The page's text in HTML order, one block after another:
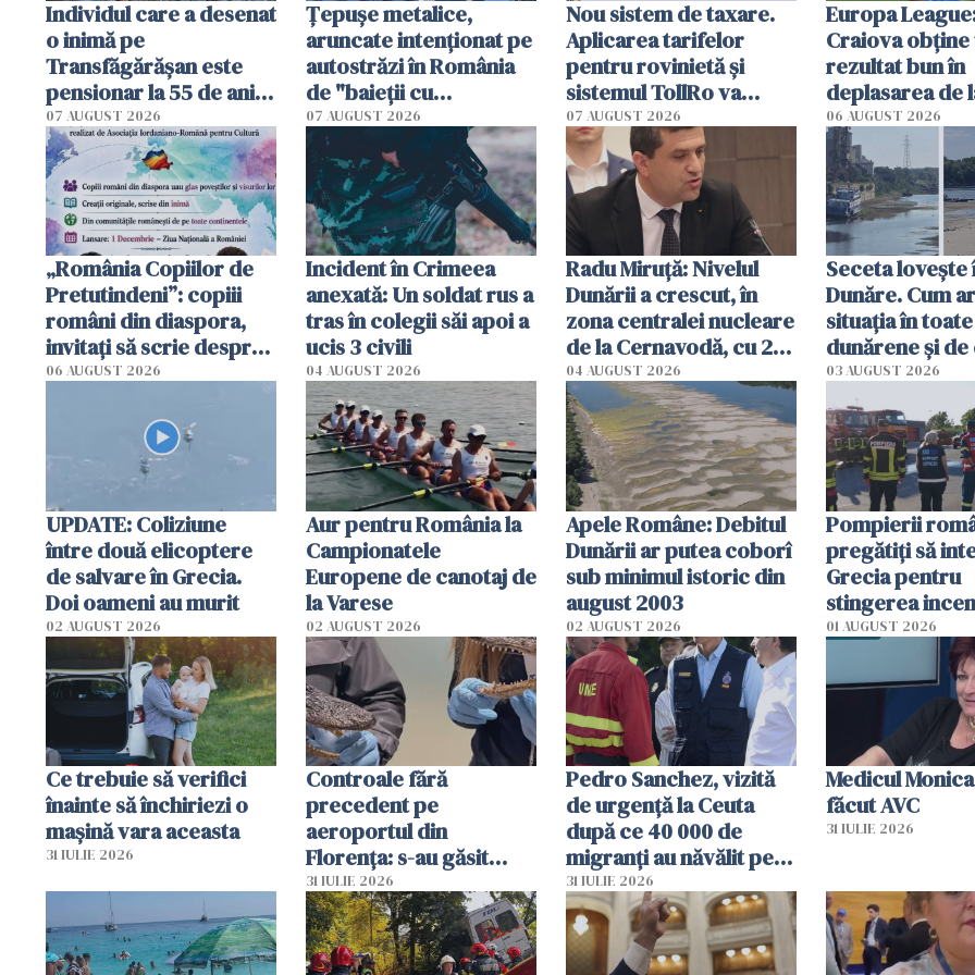
Individul care a desenat
o inimă pe
Transfăgărășan este
pensionar la 55 de ani.
Poliția l-a identificat
07 AUGUST 2026
Țepușe metalice,
aruncate intenționat pe
autostrăzi în România
de "baieții cu
platforme": "Mi-au
cerut 1200 lei să mă
tracteze"
07 AUGUST 2026
Nou sistem de taxare.
Aplicarea tarifelor
pentru rovinietă şi
sistemul TollRo va
începe la 1 octombrie
07 AUGUST 2026
Europa
Craiova obține
rezultat bun în
deplasarea de
06 AUGUST 2026
„România Copiilor de
Pretutindeni”: copiii
români din diaspora,
invitați să scrie despre
România într-un volum
06 AUGUST 2026
Incident în Crimeea
anexată: Un soldat rus a
tras în colegii săi apoi a
ucis 3 civili
04 AUGUST 2026
Radu Miruţă: Nivelul
Dunării a crescut, în
zona centralei nucleare
de la Cernavodă, cu 2
cm faţă de ziua trecută
04 AUGUST 2026
Seceta
Dunăre. Cum
situația în
dunărene și de
România
efectele, deși a
în iulie
03 AUGUST 2026
UPDATE: Coliziune
între două elicoptere
de salvare în Grecia.
Doi oameni au murit
02 AUGUST 2026
Aur pentru România la
Campionatele
Europene de canotaj de
la Varese
02 AUGUST 2026
Apele Române: Debitul
Dunării ar putea coborî
sub minimul istoric din
august 2003
02 AUGUST 2026
Pompierii
pregătiţi să
Grecia pentru
stingerea
01 AUGUST 2026
Ce trebuie să verifici
înainte să închiriezi o
mașină vara aceasta
31 IULIE 2026
Controale fără
precedent pe
aeroportul din
Florența: s-au găsit
capete de aligator și o
sumă imensă de bani
31 IULIE 2026
Pedro Sanchez, vizită
de urgență la Ceuta
după ce 40 000 de
migranți au năvălit pe
teritoriul spaniol: „Vom
mobiliza toate
resursele"
31 IULIE 2026
Medicul
făcut AVC
31 IULIE 2026